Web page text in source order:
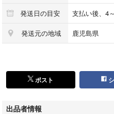
合わない場合がございます
●古物商許可 東京都公安委員会 第
発送日の目安 支払い後、4
発送元の地域 鹿児島県
ポスト
出品者情報